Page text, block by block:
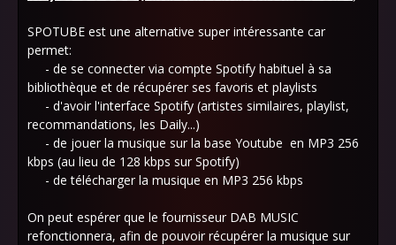
SPOTUBE est une alternative super intéressante car
permet:
- de se connecter via compte Spotify habituel à sa
bibliothèque et de récupérer ses favoris et playlists
- d'avoir l'interface Spotify (artistes similaires, playlist,
recommandations, les Daily...)
- de jouer la musique sur la base Youtube en MP3 256
kbps (au lieu de 128 kbps sur Spotify)
- de télécharger la musique en MP3 256 kbps
On peut espérer que le fournisseur DAB MUSIC
refonctionnera, afin de pouvoir récupérer la musique sur